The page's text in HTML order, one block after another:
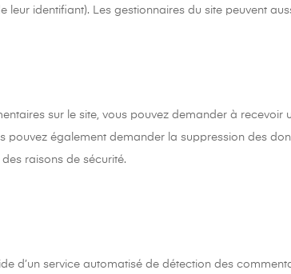
identifiant). Les gestionnaires du site peuvent
sur le site, vous pouvez demander à
pouvez également demander la suppression des
raisons de sécurité.
d’un service automatisé de détection des